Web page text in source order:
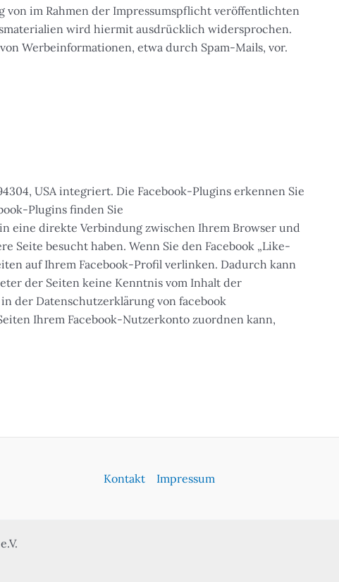
im Rahmen der Impressumspflicht veröffentlichten
wird hiermit ausdrücklich widersprochen.
Werbeinformationen, etwa durch Spam-Mails, vor.
USA integriert. Die Facebook-Plugins erkennen Sie
Plugins finden Sie
eine direkte Verbindung zwischen Ihrem Browser und
Seite besucht haben. Wenn Sie den Facebook „Like-
auf Ihrem Facebook-Profil verlinken. Dadurch kann
der Seiten keine Kenntnis vom Inhalt der
der Datenschutzerklärung von facebook
Ihrem Facebook-Nutzerkonto zuordnen kann,
Kontakt Impressum